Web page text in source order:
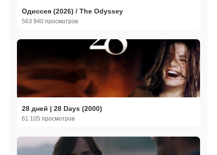
Одиссея (2026) / The Odyssey
563 940 просмотров
28 дней | 28 Days (2000)
61 105 просмотров